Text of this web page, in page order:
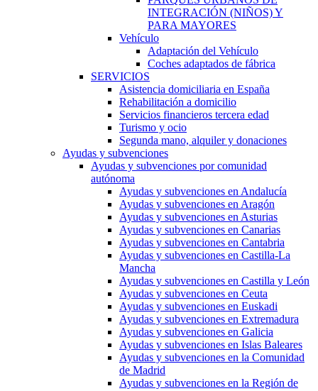
INTEGRACIÓN (NIÑOS) Y
PARA MAYORES
Vehículo
Adaptación del Vehículo
Coches adaptados de fábrica
SERVICIOS
Asistencia domiciliaria en España
Rehabilitación a domicilio
Servicios financieros tercera edad
Turismo y ocio
Segunda mano, alquiler y donaciones
Ayudas y subvenciones
Ayudas y subvenciones por comunidad
autónoma
Ayudas y subvenciones en Andalucía
Ayudas y subvenciones en Aragón
Ayudas y subvenciones en Asturias
Ayudas y subvenciones en Canarias
Ayudas y subvenciones en Cantabria
Ayudas y subvenciones en Castilla-La
Mancha
Ayudas y subvenciones en Castilla y León
Ayudas y subvenciones en Ceuta
Ayudas y subvenciones en Euskadi
Ayudas y subvenciones en Extremadura
Ayudas y subvenciones en Galicia
Ayudas y subvenciones en Islas Baleares
Ayudas y subvenciones en la Comunidad
de Madrid
Ayudas y subvenciones en la Región de